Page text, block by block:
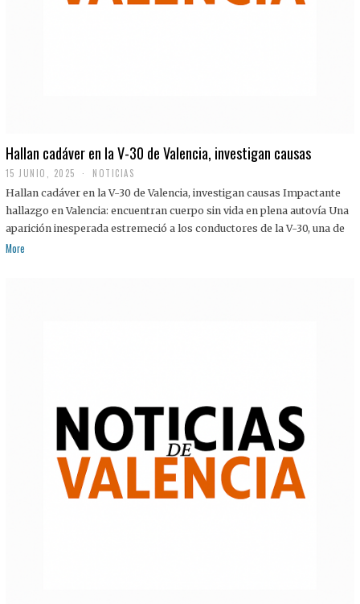
Hallan cadáver en la V-30 de Valencia, investigan causas
15 JUNIO, 2025 NOTICIAS
Hallan cadáver en la V-30 de Valencia, investigan causas Impactante
hallazgo en Valencia: encuentran cuerpo sin vida en plena autovía Una
aparición inesperada estremeció a los conductores de la V-30, una de
More